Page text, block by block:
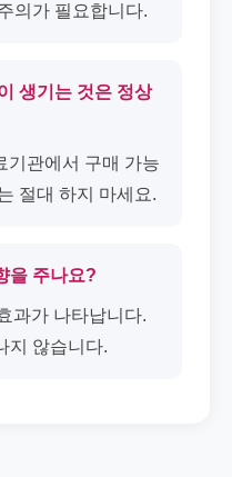
의가 필요합니다.
생기는 것은 정상
기관에서 구매 가능
절대 하지 마세요.
을 주나요?
과가 나타납니다.
지 않습니다.